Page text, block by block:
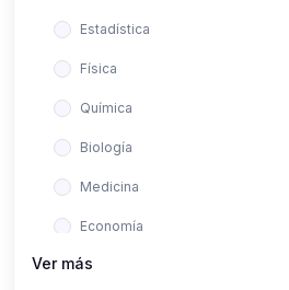
Estadística
Física
Química
Biología
Medicina
Economía
Derecho
Ver más